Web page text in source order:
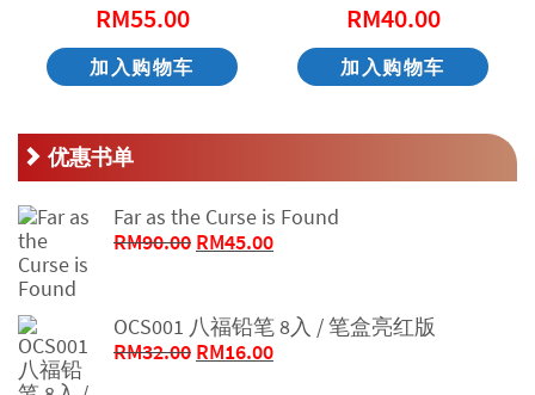
RM55.00
加入购物车
RM40.00
加入购物车
优惠书单
Far as the Curse is Found
RM90.00 原
RM90.00。
RM45.00当
格
为：
OCS001 八福铅笔 8入 / 笔盒亮红版
RM32.00 原
RM16.00当